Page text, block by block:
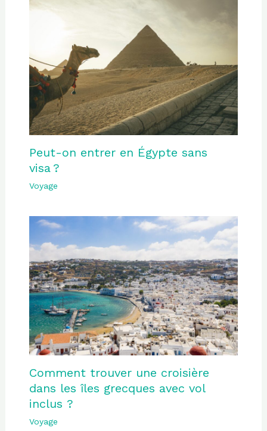
Peut-on entrer en Égypte sans
visa ?
Voyage
Comment trouver une croisière
dans les îles grecques avec vol
inclus ?
Voyage